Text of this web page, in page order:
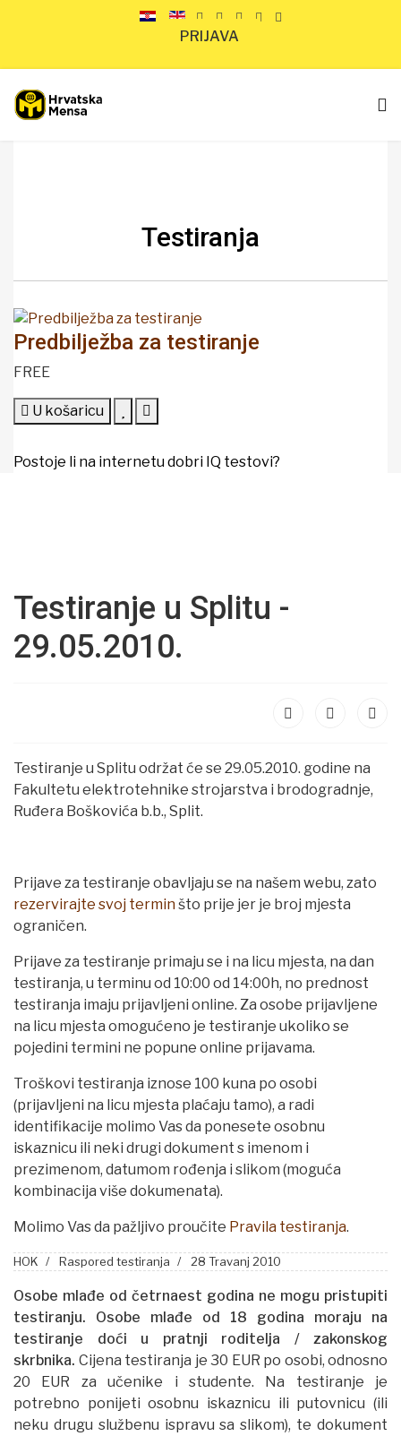
PRIJAVA
Testiranja
Predbilježba za testiranje
FREE
U košaricu
Postoje li na internetu dobri IQ testovi?
Testiranje u Splitu -
29.05.2010.
Testiranje u Splitu održat će se 29.05.2010. godine na
Fakultetu elektrotehnike strojarstva i brodogradnje,
Ruđera Boškovića b.b., Split.
Prijave za testiranje obavljaju se na našem webu, zato
rezervirajte svoj terminšto prije jer je broj mjesta
ograničen.
Prijave za testiranje primaju se i na licu mjesta, na dan
testiranja, u terminu od 10:00 od 14:00h, no prednost
testiranja imaju prijavljeni online. Za osobe prijavljene
na licu mjesta omogućeno je testiranje ukoliko se
pojedini termini ne popune online prijavama.
Troškovi testiranja iznose 100 kuna po osobi
(prijavljeni na licu mjesta plaćaju tamo), a radi
identifikacije molimo Vas da ponesete osobnu
iskaznicu ili neki drugi dokument s imenom i
prezimenom, datumom rođenja i slikom (moguća
kombinacija više dokumenata).
Molimo Vas da pažljivo proučite Pravila testiranja.
HOK Raspored testiranja 28 Travanj 2010
Osobe mlađe od četrnaest godina ne mogu pristupiti
testiranju.
Osobe mlađe od 18 godina moraju na
testiranje doći u pratnji roditelja
/
zakonskog
skrbnika. Cijena testiranja je 30 EUR po osobi, odnosno
20 EUR za učenike i studente. Na testiranje je
potrebno ponijeti osobnu iskaznicu ili putovnicu (ili
neku drugu službenu ispravu sa slikom), te dokument